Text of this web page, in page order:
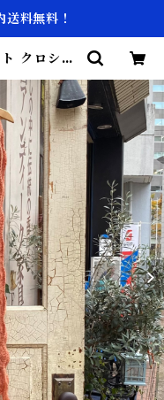
料無料！
クロシェ
Vintage 通